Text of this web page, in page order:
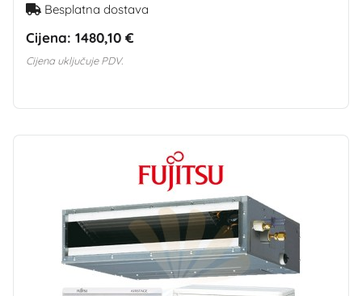
Besplatna dostava
Cijena: 1480,10 €
Cijena uključuje PDV.